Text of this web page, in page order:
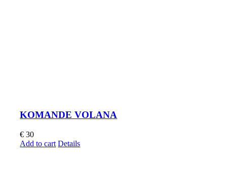
KOMANDE VOLANA
€ 30
Add to cart Details